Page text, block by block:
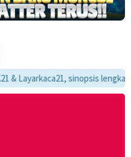
sinopsis lengkap,